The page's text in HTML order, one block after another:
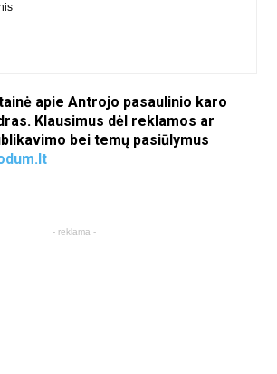
apie Antrojo pasaulinio karo
Klausimus dėl reklamos ar
bei temų pasiūlymus
- reklama -